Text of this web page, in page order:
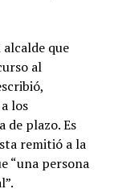
que
al
los
de plazo. Es
remitió a la
“una persona